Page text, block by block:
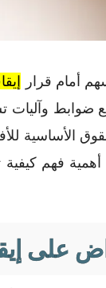
أمام قرار
ضوابط
فهم كيفية
على